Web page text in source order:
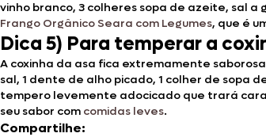
vinho branco, 3 colheres sopa de azeite, sal
Frango Orgânico Seara com Legumes, que é
Dica 5) Para temperar a
A coxinha da asa fica extremamente
sal, 1 dente de alho picado, 1 colher de sopa
tempero levemente adocicado que trará
seu sabor com comidas leves.
Compartilhe: